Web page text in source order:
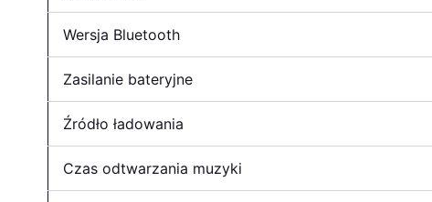
Wersja Bluetooth
Zasilanie bateryjne
Źródło ładowania
Czas odtwarzania muzyki